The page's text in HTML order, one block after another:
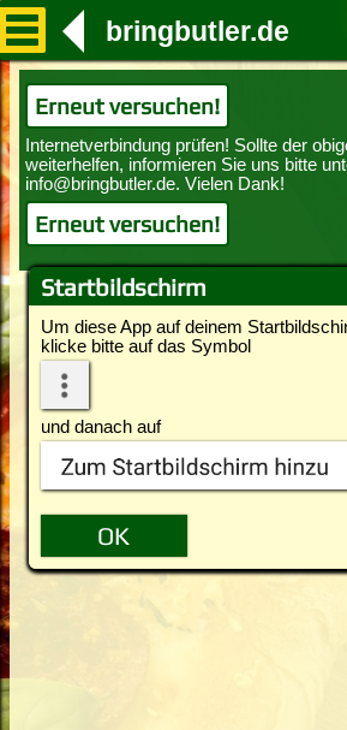
Startbildschirm
Um diese App auf deinem
klicke bitte auf das Symbol
und danach auf
bringbutler.de
Erneut versuchen!
Erneut versuchen!